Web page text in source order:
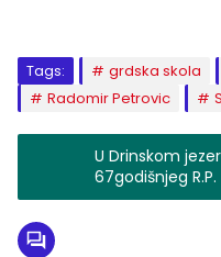
Tags: grdska skola
Radomir Petrovic
U Drinskom
67godišnjeg R.P.